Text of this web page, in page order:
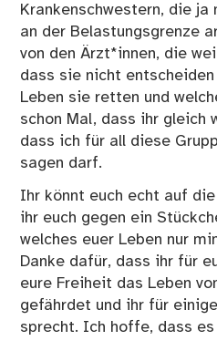
Krankenschwestern, die ja
an der Belastungsgrenze
von den Ärzt*innen, die
dass sie nicht entscheiden
Leben sie retten und
schon Mal, dass ihr gleich
dass ich für all diese
sagen darf.
Ihr könnt euch echt auf
ihr euch gegen ein
welches euer Leben nur
Danke dafür, dass ihr für
eure Freiheit das Leben
gefährdet und ihr für
sprecht. Ich hoffe, dass